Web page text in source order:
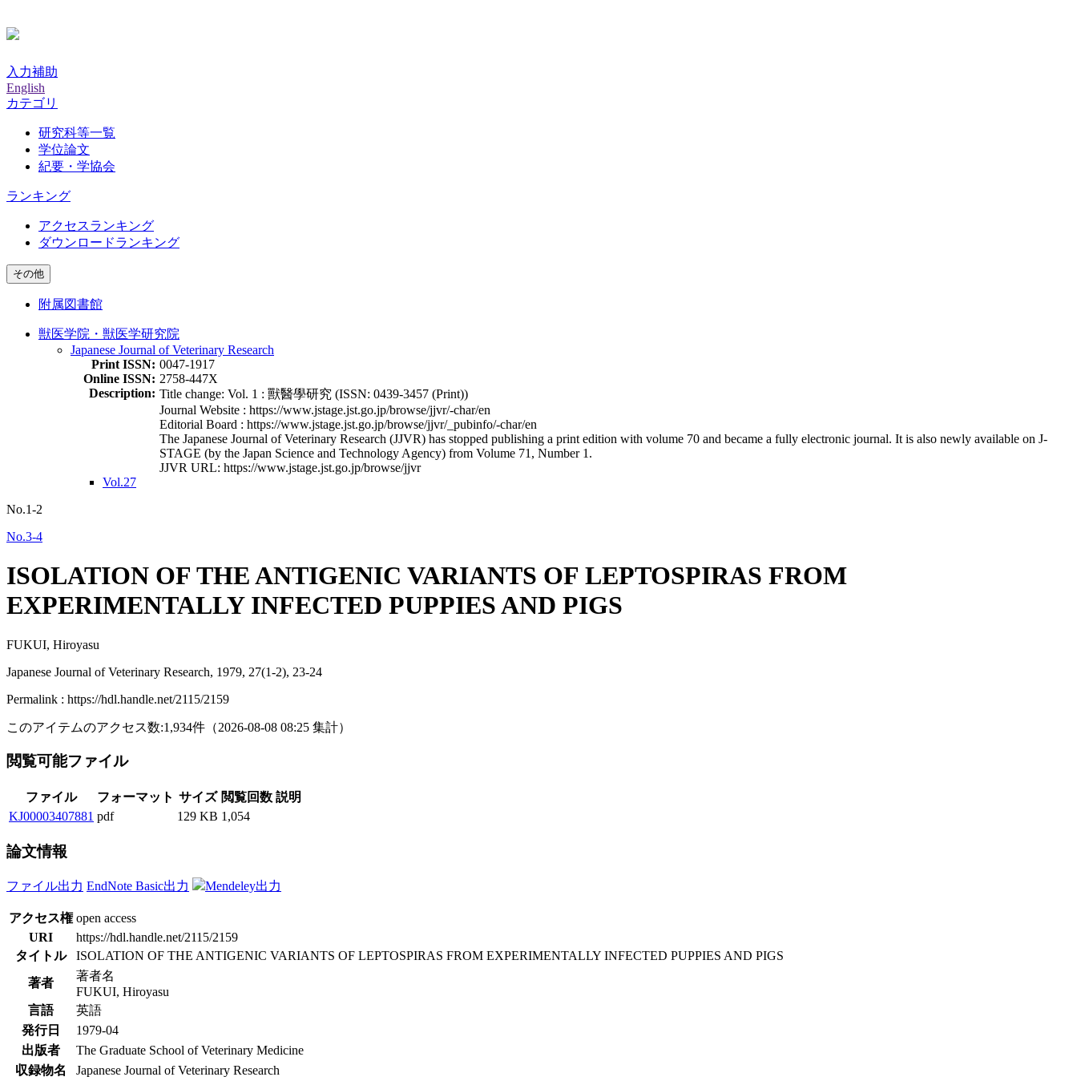
入力補助
English
カテゴリ
研究科等一覧
学位論文
紀要・学協会
ランキング
アクセスランキング
ダウンロードランキング
その他
附属図書館
獣医学院・獣医学研究院
Japanese Journal of Veterinary Research
Print ISSN: 0047-1917
Online ISSN: 2758-447X
Description: Title change: Vol. 1 : 獸醫學研究 (ISSN: 0439-3457 (Print))
Journal Website : https://www.jstage.jst.go.jp/browse/jjvr/-char/en
Editorial Board : https://www.jstage.jst.go.jp/browse/jjvr/_pubinfo/-char/en
The Japanese Journal of Veterinary Research (JJVR) has stopped publishing a print edition with volume 70 and became a fully electronic journal. It is also newly available on J-
STAGE (by the Japan Science and Technology Agency) from Volume 71, Number 1.
JJVR URL: https://www.jstage.jst.go.jp/browse/jjvr
Vol.27
No.1-2
No.3-4
ISOLATION OF THE ANTIGENIC VARIANTS OF LEPTOSPIRAS FROM
EXPERIMENTALLY INFECTED PUPPIES AND PIGS
FUKUI, Hiroyasu
Japanese Journal of Veterinary Research, 1979, 27(1-2), 23-24
Permalink : https://hdl.handle.net/2115/2159
このアイテムのアクセス数:1,934件 （2026-08-08 08:25 集計）
閲覧可能ファイル
ファイル フォーマット サイズ 閲覧回数 説明
KJ00003407881 pdf 129 KB 1,054
論文情報
ファイル出力 EndNote Basic出力 Mendeley出力
アクセス権 open access
URI
https://hdl.handle.net/2115/2159
タイトル
ISOLATION OF THE ANTIGENIC VARIANTS OF LEPTOSPIRAS FROM EXPERIMENTALLY INFECTED PUPPIES AND PIGS
著者
著者名
FUKUI, Hiroyasu
言語
英語
発行日
1979-04
出版者
The Graduate School of Veterinary Medicine
収録物名
Japanese Journal of Veterinary Research